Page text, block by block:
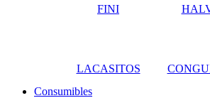
FINI
LACASITOS
Consumibles